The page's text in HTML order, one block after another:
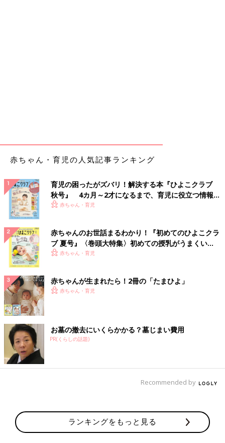
赤ちゃん・育児の人気記事ランキング
育児の困ったがズバリ！解決する本『ひよこクラブ
秋号』 4カ月～2才になるまで、育児に役立つ情報が
いっぱい！
赤ちゃん・育児
赤ちゃんのお世話まるわかり！『初めてのひよこクラ
ブ 夏号』〈巻頭大特集〉初めての授乳がうまくい
く！ おっぱい・ミルクの基本と夏のトラブル 解決テ
赤ちゃん・育児
赤ちゃんが生まれたら！2冊の「たまひよ」
赤ちゃん・育児
お墓の撤去にいくらかかる？墓じまい費用
PR(くらしの話題)
Recommended by
ランキングをもっと見る